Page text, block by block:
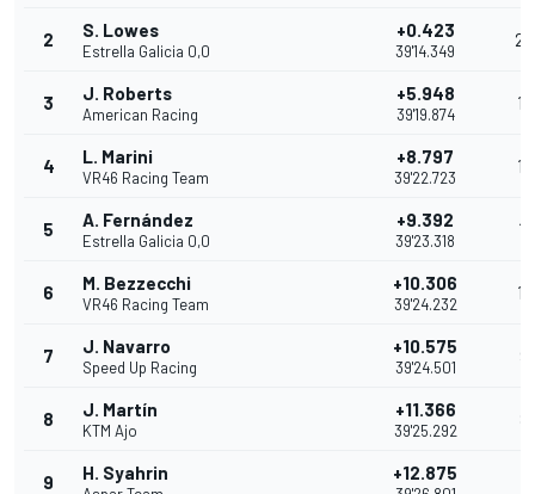
2 S. Lowes
Estrella Galicia 0,0
+0.423
39'14.349
20
3 J. Roberts
American Racing
+5.948
39'19.874
16
4 L. Marini
VR46 Racing Team
+8.797
39'22.723
13
5 A. Fernández
Estrella Galicia 0,0
+9.392
39'23.318
11
6 M. Bezzecchi
VR46 Racing Team
+10.306
39'24.232
10
7 J. Navarro
Speed Up Racing
+10.575
39'24.501
9
8 J. Martín
KTM Ajo
+11.366
39'25.292
9 H. Syahrin +12.875